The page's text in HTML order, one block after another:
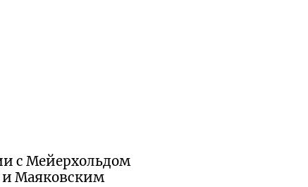
с Мейерхольдом
и Маяковским